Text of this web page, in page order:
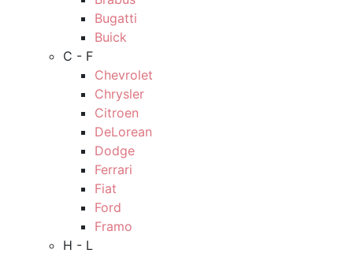
Bugatti
Buick
C - F
Chevrolet
Chrysler
Citroen
DeLorean
Dodge
Ferrari
Fiat
Ford
Framo
H - L